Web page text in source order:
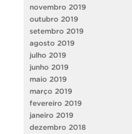
novembro 2019
outubro 2019
setembro 2019
agosto 2019
julho 2019
junho 2019
maio 2019
março 2019
fevereiro 2019
janeiro 2019
dezembro 2018